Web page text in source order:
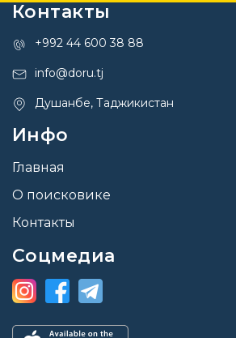
Контакты
+992 44 600 38 88
info@doru.tj
Душанбе, Таджикистан
Инфо
Главная
О поисковике
Контакты
Соцмедиа